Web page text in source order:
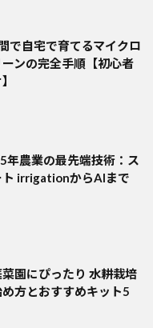
で自宅で育てるマイクロ
ンの完全手順【初心者
年農業の最先端技術：ス
ト irrigationからAIまで
菜園にぴったり 水耕栽培
め方とおすすめキット5